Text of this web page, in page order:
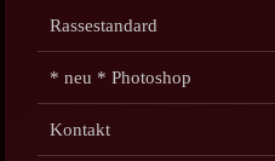
Rassestandard
* neu * Photoshop
Kontakt